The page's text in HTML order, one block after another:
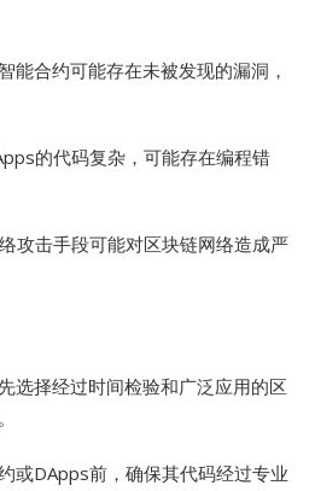
能合约可能存在未被发现的漏洞，
的代码复杂，可能存在编程错
攻击手段可能对区块链网络造成严
选择经过时间检验和广泛应用的区
或DApps前，确保其代码经过专业